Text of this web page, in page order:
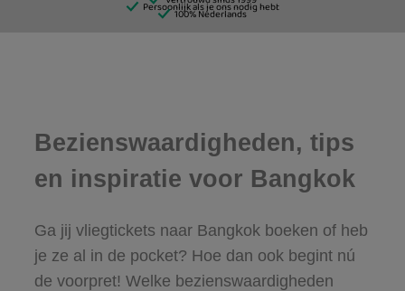
Bezienswaardigheden, tips
en inspiratie voor Bangkok
Ga jij vliegtickets naar Bangkok boeken of heb
je ze al in de pocket? Hoe dan ook begint nú
de voorpret! Welke bezienswaardigheden